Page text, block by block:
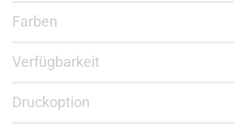
Farben
Verfügbarkeit
Druckoption